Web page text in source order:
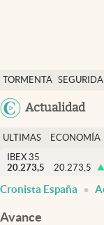
TORMENTA
Actualidad
Economía y finanzas
Política
Actualidad
Criptomonedas
España
ULTIMAS
NOTICIAS
ECONOMÍA
FINANZAS
IBEX 35
20.273,5
20.273,5
Cronista España
Avance